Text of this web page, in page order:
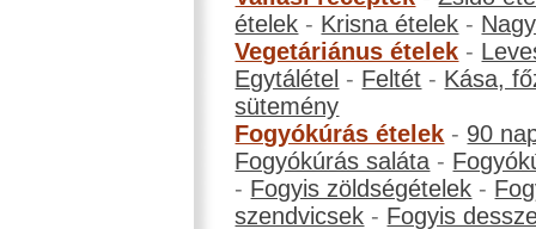
ételek - Krisna ételek -
Vegetáriánus ételek -
Egytálétel - Feltét - Kása,
sütemény
Fogyókúrás ételek - 90
Fogyókúrás saláta -
- Fogyis zöldségételek -
szendvicsek - Fogyis